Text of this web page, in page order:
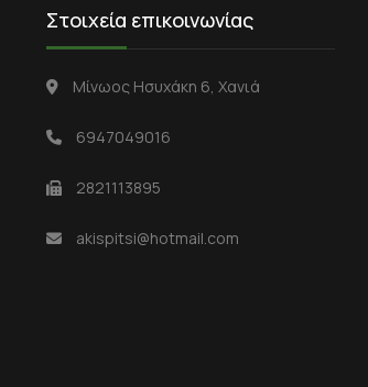
Στοιχεία επικοινωνίας
Μίνωος Ησυχάκη 6, Χανιά
6947049016
2821113895
akispitsi@hotmail.com